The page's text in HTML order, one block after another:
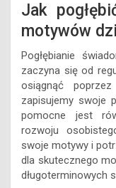
Jak
motywów
Pogłębianie
zaczyna się od
osiągnąć
zapisujemy swoje
pomocne jest
rozwoju
swoje motywy i
dla skutecznego
długoterminowych